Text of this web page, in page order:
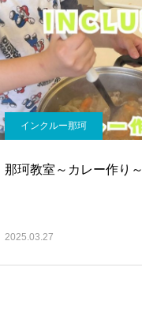
インクルー那珂
那珂教室～カレー作り～
2025.03.27